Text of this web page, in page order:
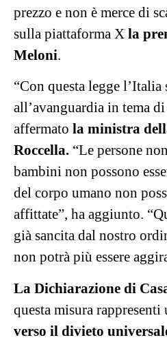
prezzo e non è merce di
sulla piattaforma X la
Meloni.
“Con questa legge l’Italia
all’avanguardia in tema
affermato la ministra
Roccella. “Le persone
bambini non possono
del corpo umano non
affittate”, ha aggiunto.
già sancita dal nostro
non potrà più essere
La Dichiarazione di
questa misura
verso il divieto